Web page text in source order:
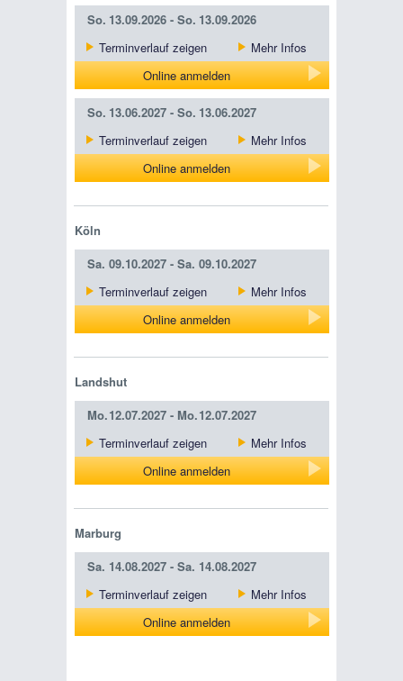
So. 13.09.2026 - So. 13.09.2026
Terminverlauf zeigen
Mehr Infos
Online anmelden
So. 13.06.2027 - So. 13.06.2027
Terminverlauf zeigen
Mehr Infos
Online anmelden
Köln
Sa. 09.10.2027 - Sa. 09.10.2027
Terminverlauf zeigen
Mehr Infos
Online anmelden
Landshut
Mo.12.07.2027 - Mo.12.07.2027
Terminverlauf zeigen
Mehr Infos
Online anmelden
Marburg
Sa. 14.08.2027 - Sa. 14.08.2027
Terminverlauf zeigen
Mehr Infos
Online anmelden